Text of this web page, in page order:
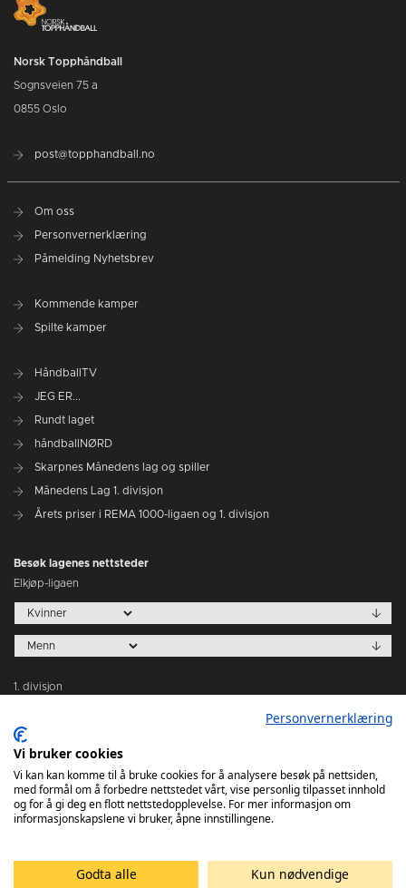
Norsk Topphåndball
Sognsveien 75 a
0855 Oslo
post@topphandball.no
Om oss
Personvernerklæring
Påmelding Nyhetsbrev
Kommende kamper
Spilte kamper
HåndballTV
JEG ER...
Rundt laget
håndballNØRD
Skarpnes Månedens lag og spiller
Månedens Lag 1. divisjon
Årets priser i REMA 1000-ligaen og 1. divisjon
Besøk lagenes nettsteder
Elkjøp-ligaen
1. divisjon
Tabeller
Personvernerklæring
Vi bruker cookies
Vi kan kan komme til å bruke cookies for å analysere besøk på nettsiden,
med formål om å forbedre nettstedet vårt, vise personlig tilpasset innhold
og for å gi deg en flott nettstedopplevelse. For mer informasjon om
informasjonskapslene vi bruker, åpne innstillingene.
Godta alle Kun nødvendige